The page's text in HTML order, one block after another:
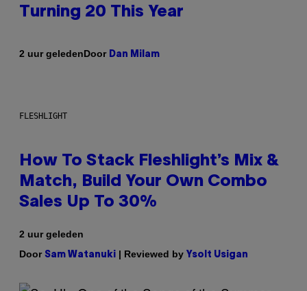
Turning 20 This Year
2 uur geledenDoor Dan Milam
FLESHLIGHT
How To Stack Fleshlight’s Mix &
Match, Build Your Own Combo
Sales Up To 30%
2 uur geleden
Door Sam Watanuki | Reviewed by Ysolt Usigan